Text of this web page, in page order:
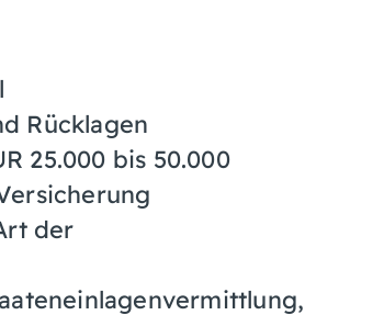
Rücklagen
25.000 bis 50.000
der